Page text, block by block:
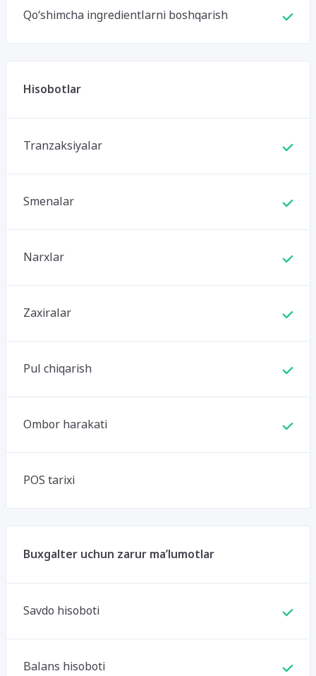
Qo‘shimcha ingredientlarni boshqarish
Hisobotlar
Tranzaksiyalar
Smenalar
Narxlar
Zaxiralar
Pul chiqarish
Ombor harakati
POS tarixi
Buxgalter uchun zarur ma’lumotlar
Savdo hisoboti
Balans hisoboti